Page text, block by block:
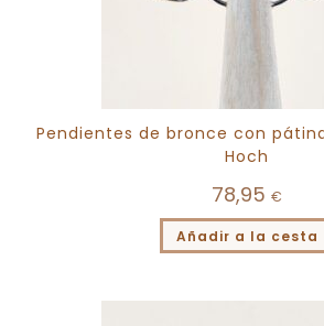
Pendientes de bronce con
Hoch
78,95 €
Añadir a la cesta